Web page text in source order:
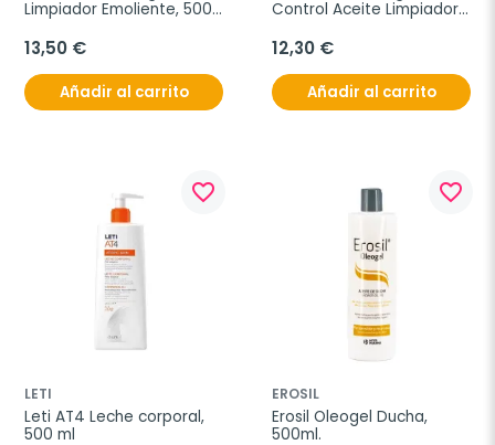
Limpiador Emoliente, 500
13,50 €
Añadir al carrito
Control Aceite Limpiador
12,30 €
Añadir al carrito
favorite_border
LETI
Leti AT4 Leche corporal,
500 ml
favorite_border
EROSIL
Erosil Oleogel Ducha,
500ml.